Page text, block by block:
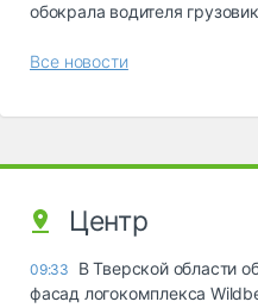
обокрала водителя
Все новости
Центр
09:33
В Тверской области
фасад логокомплекса